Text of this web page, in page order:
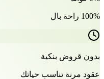
100% راحة بال
بدون قروض بنكية
عقود مرنة تناسب حياتك